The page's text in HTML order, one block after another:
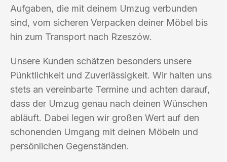
Aufgaben, die mit deinem Umzug verbunden
sind, vom sicheren Verpacken deiner Möbel bis
hin zum Transport nach Rzeszów.
Unsere Kunden schätzen besonders unsere
Pünktlichkeit und Zuverlässigkeit. Wir halten uns
stets an vereinbarte Termine und achten darauf,
dass der Umzug genau nach deinen Wünschen
abläuft. Dabei legen wir großen Wert auf den
schonenden Umgang mit deinen Möbeln und
persönlichen Gegenständen.